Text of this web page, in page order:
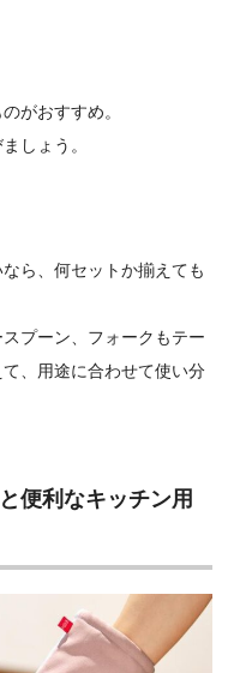
がおすすめ。
しょう。
ら、何セットか揃えても
プーン、フォークもテー
、用途に合わせて使い分
便利なキッチン用